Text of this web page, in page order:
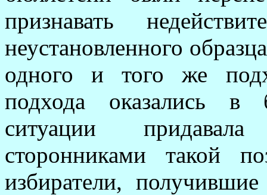
признавать
неустановленного
одного и того же
подхода оказались
ситуации
сторонниками такой
избиратели,